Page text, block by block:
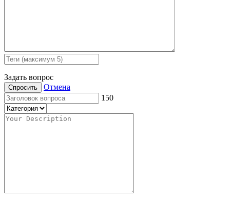
Задать вопрос
Спросить
Отмена
150